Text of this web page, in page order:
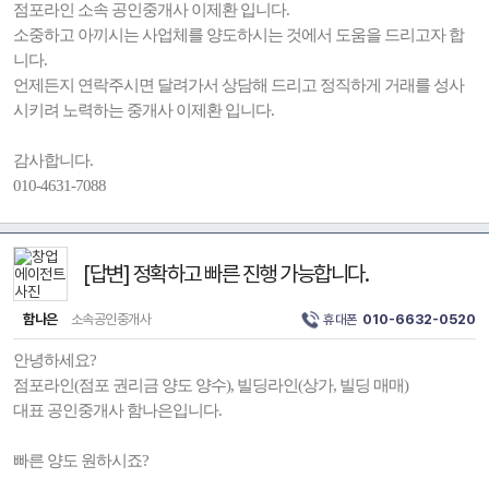
점포라인 소속 공인중개사 이제환 입니다.
소중하고 아끼시는 사업체를 양도하시는 것에서 도움을 드리고자 합
니다.
언제든지 연락주시면 달려가서 상담해 드리고 정직하게 거래를 성사
시키려 노력하는 중개사 이제환 입니다.
감사합니다.
010-4631-7088
[답변] 정확하고 빠른 진행 가능합니다.
함나은 소속공인중개사 휴대폰 010-6632-0520
안녕하세요?
점포라인(점포 권리금 양도 양수), 빌딩라인(상가, 빌딩 매매)
대표 공인중개사 함나은입니다.
빠른 양도 원하시죠?